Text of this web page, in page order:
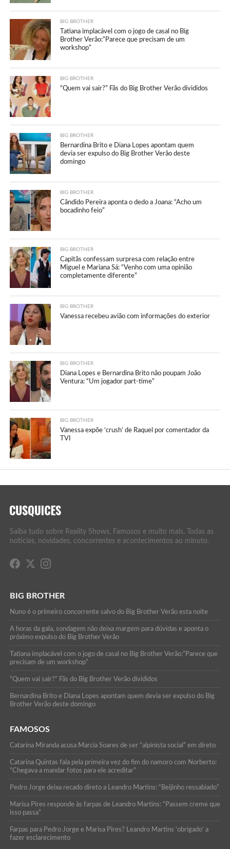
BIG BROTHER
Tatiana implacável com o jogo de casal no Big
Brother Verão:”Parece que precisam de um
workshop”
BIG BROTHER
“Quem vai sair?” Fãs do Big Brother Verão divididos
BIG BROTHER
Bernardina Brito e Diana Lopes apontam quem
devia ser expulso do Big Brother Verão deste
domingo
BIG BROTHER
Cândido Pereira aponta o dedo a Joana: “Acho um
bocadinho feio”
BIG BROTHER
Capitãs confessam surpresa com relação entre
Miguel e Mariana Sá: “Venho com uma opinião
completamente diferente”
BIG BROTHER
Vanessa recebeu avião com informações do exterior
BIG BROTHER
Diana Lopes e Bernardina Brito não poupam João
Ventura: “Um jogador part-time”
BIG BROTHER
Vanessa expõe ‘crush’ de Raquel por comentador da
TVI
Saiba tudo sobre Reality Shows, Famosos e muito mais. Todas as
notícias, novidades, concorrentes e acontecimentos ao minuto.
BIG BROTHER
Nuno é o primeiro concorrente salvo do Big Brother Verão esta noite
A horas da gala, sondagem não deixa margem para dúvidas e aponta o
próximo expulso do Big Brother Verão
Tatiana implacável com o jogo de casal no Big Brother Verão:”Parece que
precisam de um workshop”
“Quem vai sair?” Fãs do Big Brother Verão divididos
Bernardina Brito e Diana Lopes apontam quem devia ser expulso do Big
Brother Verão deste domingo
FAMOSOS
Catarina Miranda acusa Marcia Soares de ser “alpinista social” em direto
Catarina Quintas fala pela primeira vez do fim do namoro com Norberto:
“Chegava a mandar fotos para ele acreditar”
Pedro Jorge deixa recado direto a Leandro Martins: “Beijinho ressabiado”
Marisa Pires responde às farpas de Leandro Martins: “Passem creme que
isso passa”
Farpas para Pedro Jorge e Marisa Pires? Leandro Martins ‘obrigado’ a
fazer esclarecimento